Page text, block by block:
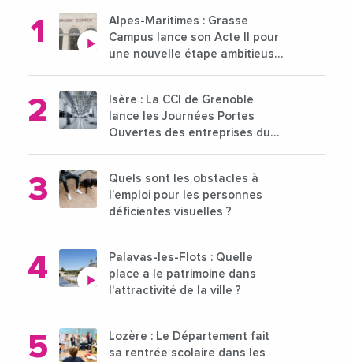
Alpes-Maritimes : Grasse
Campus lance son Acte II pour
une nouvelle étape ambitieuse
Isère : La CCI de Grenoble
lance les Journées Portes
Ouvertes des entreprises du
Quels sont les obstacles à
l’emploi pour les personnes
déficientes visuelles ?
Palavas-les-Flots : Quelle
place a le patrimoine dans
l'attractivité de la ville ?
Lozère : Le Département fait
sa rentrée scolaire dans les